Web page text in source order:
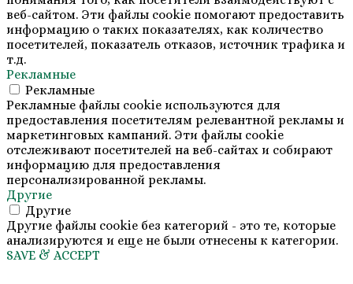
веб-сайтом. Эти файлы cookie помогают предоставить
информацию о таких показателях, как количество
посетителей, показатель отказов, источник трафика и
т.д.
Рекламные
Рекламные
Рекламные файлы cookie используются для
предоставления посетителям релевантной рекламы и
маркетинговых кампаний. Эти файлы cookie
отслеживают посетителей на веб-сайтах и собирают
информацию для предоставления
персонализированной рекламы.
Другие
Другие
Другие файлы cookie без категорий - это те, которые
анализируются и еще не были отнесены к категории.
SAVE & ACCEPT